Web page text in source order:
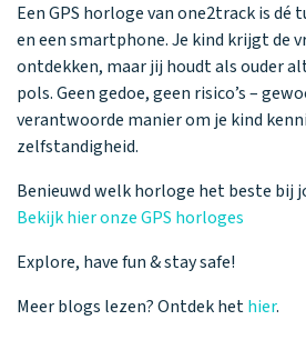
Een GPS horloge van one2track is dé
en een smartphone. Je kind krijgt de
ontdekken, maar jij houdt als ouder
pols. Geen gedoe, geen risico’s –
verantwoorde manier om je kind
zelfstandigheid.
Benieuwd welk horloge het beste bij
Bekijk hier onze GPS horloges
Explore, have fun & stay safe!
Meer blogs lezen? Ontdek hethier.